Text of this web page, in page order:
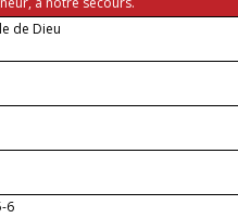
de Dieu
6